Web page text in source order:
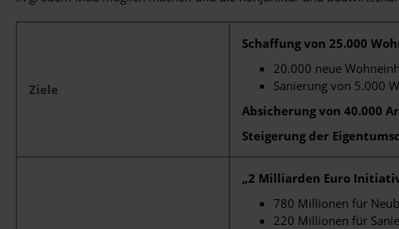
Ziele
Schaffung von 25.000
20.000 neue
Sanierung von 5.000
Absicherung von 40.000
Steigerung der
„2 Milliarden Euro
780 Millionen für
220 Millionen für